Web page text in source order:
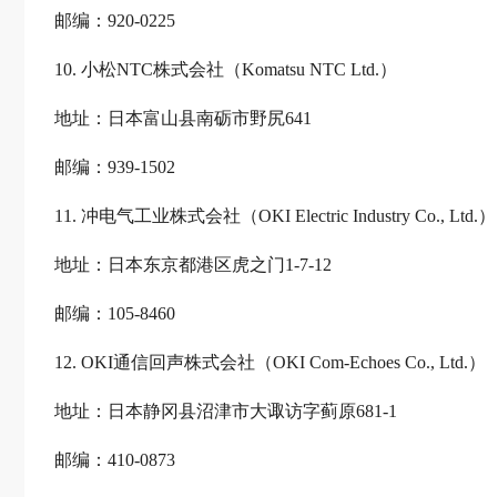
邮编：920-0225
10. 小松NTC株式会社（Komatsu NTC Ltd.）
地址：日本富山县南砺市野尻641
邮编：939-1502
11. 冲电气工业株式会社（OKI Electric Industry Co., Ltd.）
地址：日本东京都港区虎之门1-7-12
邮编：105-8460
12. OKI通信回声株式会社（OKI Com-Echoes Co., Ltd.）
地址：日本静冈县沼津市大诹访字蓟原681-1
邮编：410-0873